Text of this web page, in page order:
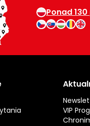
Ponad
VIP